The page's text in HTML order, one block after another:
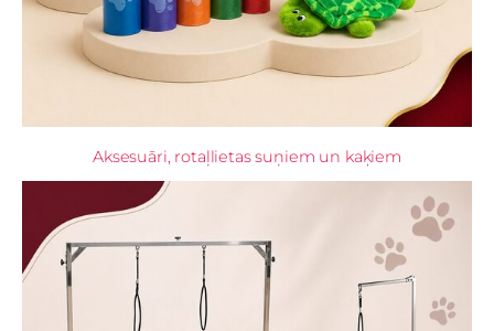
Aksesuāri, rotaļlietas suņiem un kaķiem